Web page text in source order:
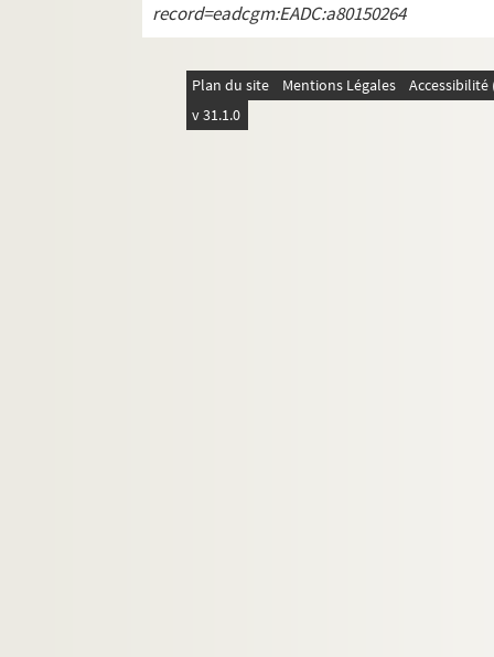
record=eadcgm:EADC:a80150264
Plan du site Mentions Légales
v 31.1.0